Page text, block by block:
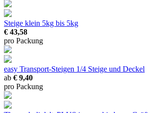
Steige klein 5kg bis 5kg
€ 43,58
pro Packung
easy Transport-Steigen 1/4 Steige und Deckel
ab € 9,40
pro Packung